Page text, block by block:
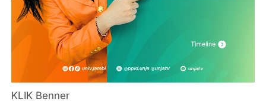
KLIK Benner